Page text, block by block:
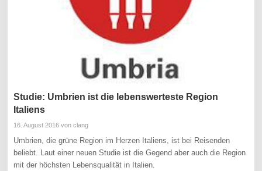
Studie: Umbrien ist die lebenswerteste Region
Italiens
16. August 2016 von clang
Umbrien, die grüne Region im Herzen Italiens, ist bei Reisenden
beliebt. Laut einer neuen Studie ist die Gegend aber auch die Region
mit der höchsten Lebensqualität in Italien.